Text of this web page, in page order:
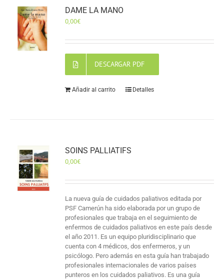
DAME LA MANO
0,00€
DESCARGAR PDF
Añadir al carrito Detalles
SOINS PALLIATIFS
0,00€
La nueva guía de cuidados paliativos editada por
PSF Camerún ha sido elaborada por un grupo de
profesionales que trabaja en el seguimiento de
enfermos de cuidados paliativos en este país desde
el año 2011. Es un equipo pluridisciplinario que
cuenta con 4 médicos, dos enfermeros, y un
psicólogo. Pero además en esta guía han trabajado
profesionales internacionales de varios países
punteros en los cuidados paliativos. Es una guía